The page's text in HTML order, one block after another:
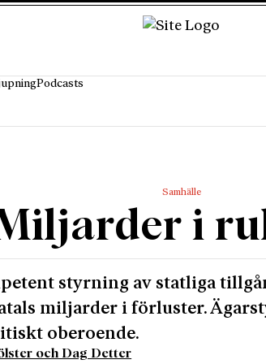
Podcasts
Samhälle
i
styrning av statliga
miljarder i förluster.
oberoende.
och Dag Detter